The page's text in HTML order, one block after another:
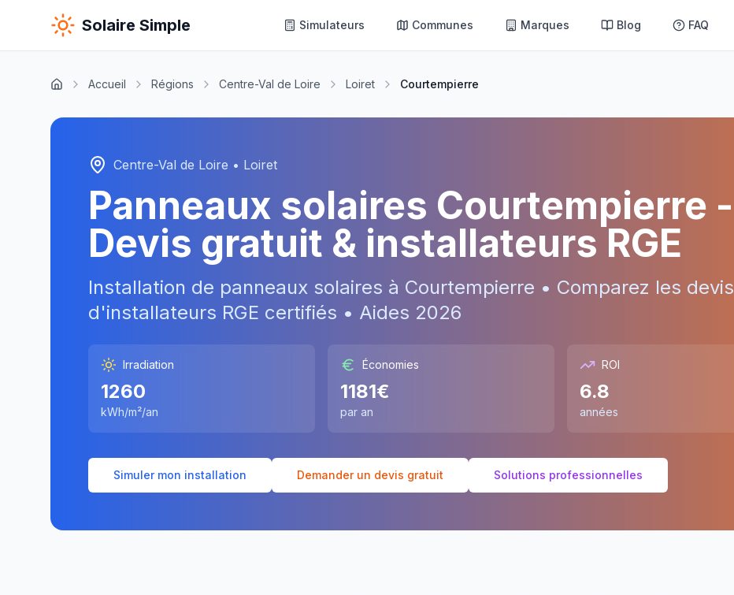
Solaire Simple Simulateurs Communes Marques Blog FAQ
Accueil Régions Centre-Val de Loire Loiret Courtempierre
Centre-Val de Loire • Loiret
Panneaux solaires Courtempierre -
Devis gratuit & installateurs RGE
Installation de panneaux solaires à Courtempierre • Comparez les devis
d'installateurs RGE certifiés • Aides 2026
Irradiation
1260
kWh/m²/an
Économies
1181€
par an
ROI
6.8
années
Simuler mon installation Demander un devis gratuit Solutions professionnelles